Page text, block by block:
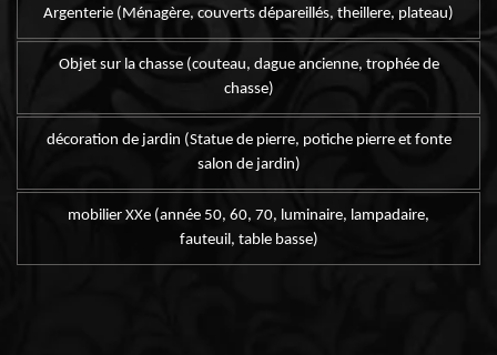
Argenterie (Ménagère, couverts dépareillés, theillere, plateau)
Objet sur la chasse (couteau, dague ancienne, trophée de
chasse)
décoration de jardin (Statue de pierre, potiche pierre et fonte
salon de jardin)
mobilier XXe (année 50, 60, 70, luminaire, lampadaire,
fauteuil, table basse)